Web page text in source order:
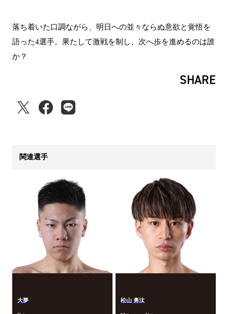
落ち着いた口調ながら、明日への並々ならぬ意欲と覚悟を
語った4選手。果たして激戦を制し、次へ歩を進めるのは誰
か？
SHARE
関連選手
大夢 松山 勇汰